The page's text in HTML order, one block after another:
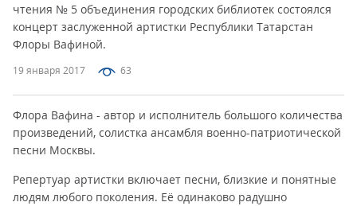
19 января 2017 63
чтения № 5 объединения городских библиотек состоялся
концерт заслуженной артистки Республики Татарстан
Флоры Вафиной.
Флора Вафина - автор и исполнитель большого количества
произведений, солистка ансамбля военно-патриотической
песни Москвы.
Репертуар артистки включает песни, близкие и понятные
людям любого поколения. Её одинаково радушно